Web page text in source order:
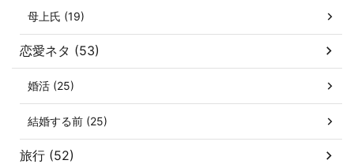
母上氏 (19)
恋愛ネタ (53)
婚活 (25)
結婚する前 (25)
旅行 (52)